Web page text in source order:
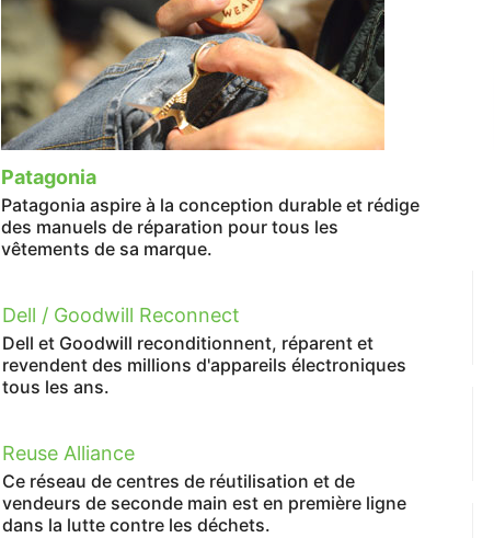
Patagonia
Patagonia aspire à la conception durable et rédige
des manuels de réparation pour tous les
vêtements de sa marque.
Dell / Goodwill Reconnect
Dell et Goodwill reconditionnent, réparent et
revendent des millions d'appareils électroniques
tous les ans.
Reuse Alliance
Ce réseau de centres de réutilisation et de
vendeurs de seconde main est en première ligne
dans la lutte contre les déchets.